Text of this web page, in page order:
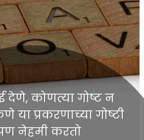
देणे, कोणत्या गोष्ट न
या प्रकरणाच्या गोष्टी
नेहमी करतो